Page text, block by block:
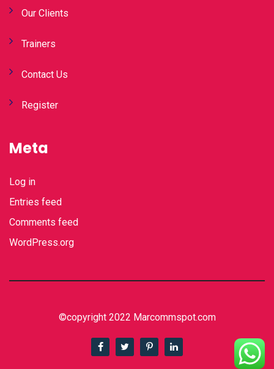
Our Clients
Trainers
Contact Us
Register
Meta
Log in
Entries feed
Comments feed
WordPress.org
©copyright 2022 Marcommspot.com